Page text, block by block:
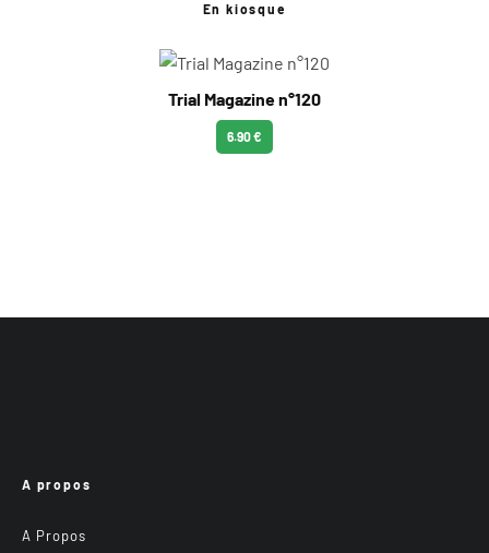
En kiosque
Trial Magazine n°120
6.90 €
A propos
A Propos